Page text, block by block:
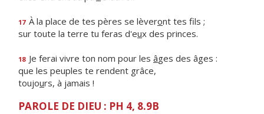
17 À la place de tes pères se lèveront tes fils ;
sur toute la terre tu feras d'eux des princes.
18 Je ferai vivre ton nom pour les âges des âges :
que les peuples te rendent grâce,
toujours, à jamais !
PAROLE DE DIEU : PH 4, 8.9B